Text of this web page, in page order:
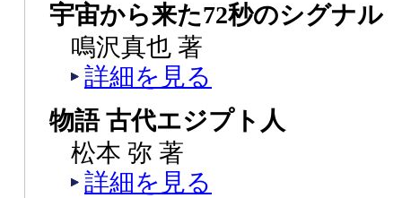
宇宙から来た72秒のシグナル
鳴沢真也 著
詳細を見る
物語 古代エジプト人
松本 弥 著
詳細を見る